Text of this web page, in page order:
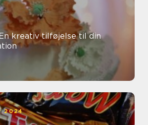
kreativ tilføjelse til din
2024